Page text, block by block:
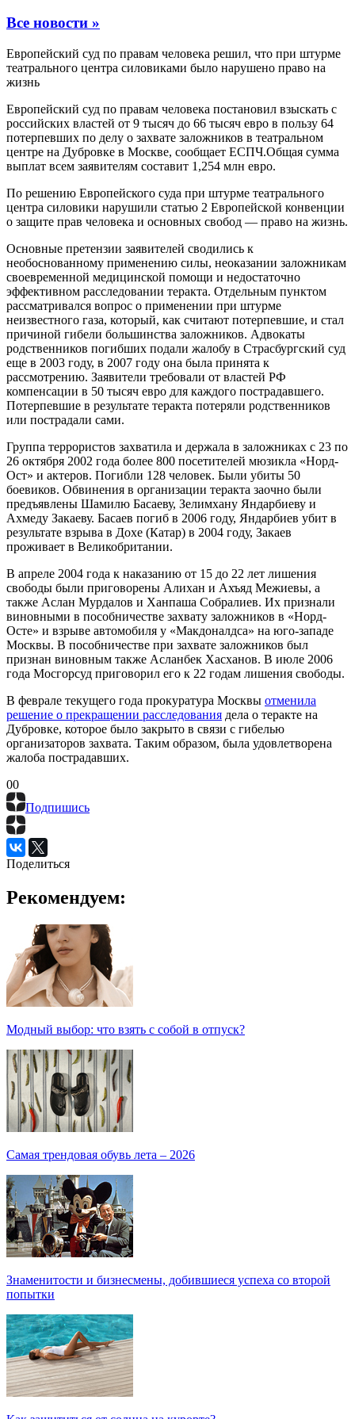
Все новости »
Европейский суд по правам человека решил, что при штурме
театрального центра силовиками было нарушено право на
жизнь
Европейский суд по правам человека постановил взыскать с
российских властей от 9 тысяч до 66 тысяч евро в пользу 64
потерпевших по делу о захвате заложников в театральном
центре на Дубровке в Москве, сообщает ЕСПЧ.Общая сумма
выплат всем заявителям составит 1,254 млн евро.
По решению Европейского суда при штурме театрального
центра силовики нарушили статью 2 Европейской конвенции
о защите прав человека и основных свобод — право на жизнь.
Основные претензии заявителей сводились к
необоснованному применению силы, неоказании заложникам
своевременной медицинской помощи и недостаточно
эффективном расследовании теракта. Отдельным пунктом
рассматривался вопрос о применении при штурме
неизвестного газа, который, как считают потерпевшие, и стал
причиной гибели большинства заложников. Адвокаты
родственников погибших подали жалобу в Страсбургский суд
еще в 2003 году, в 2007 году она была принята к
рассмотрению. Заявители требовали от властей РФ
компенсации в 50 тысяч евро для каждого пострадавшего.
Потерпевшие в результате теракта потеряли родственников
или пострадали сами.
Группа террористов захватила и держала в заложниках с 23 по
26 октября 2002 года более 800 посетителей мюзикла «Норд-
Ост» и актеров. Погибли 128 человек. Были убиты 50
боевиков. Обвинения в организации теракта заочно были
предъявлены Шамилю Басаеву, Зелимхану Яндарбиеву и
Ахмеду Закаеву. Басаев погиб в 2006 году, Яндарбиев убит в
результате взрыва в Дохе (Катар) в 2004 году, Закаев
проживает в Великобритании.
В апреле 2004 года к наказанию от 15 до 22 лет лишения
свободы были приговорены Алихан и Ахъяд Межиевы, а
также Аслан Мурдалов и Ханпаша Собралиев. Их признали
виновными в пособничестве захвату заложников в «Норд-
Осте» и взрыве автомобиля у «Макдоналдса» на юго-западе
Москвы. В пособничестве при захвате заложников был
признан виновным также Асланбек Хасханов. В июле 2006
года Мосгорсуд приговорил его к 22 годам лишения свободы.
В феврале текущего года прокуратура Москвы отменила
решение о прекращении расследования дела о теракте на
Дубровке, которое было закрыто в связи с гибелью
организаторов захвата. Таким образом, была удовлетворена
жалоба пострадавших.
00
Подпишись
Поделиться
Рекомендуем:
Модный выбор: что взять с собой в отпуск?
Самая трендовая обувь лета – 2026
Знаменитости и бизнесмены, добившиеся успеха со второй
попытки